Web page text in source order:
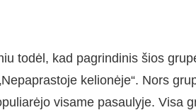
todėl, kad pagrindinis šios
kelionėje“. Nors
visame pasaulyje. Visa